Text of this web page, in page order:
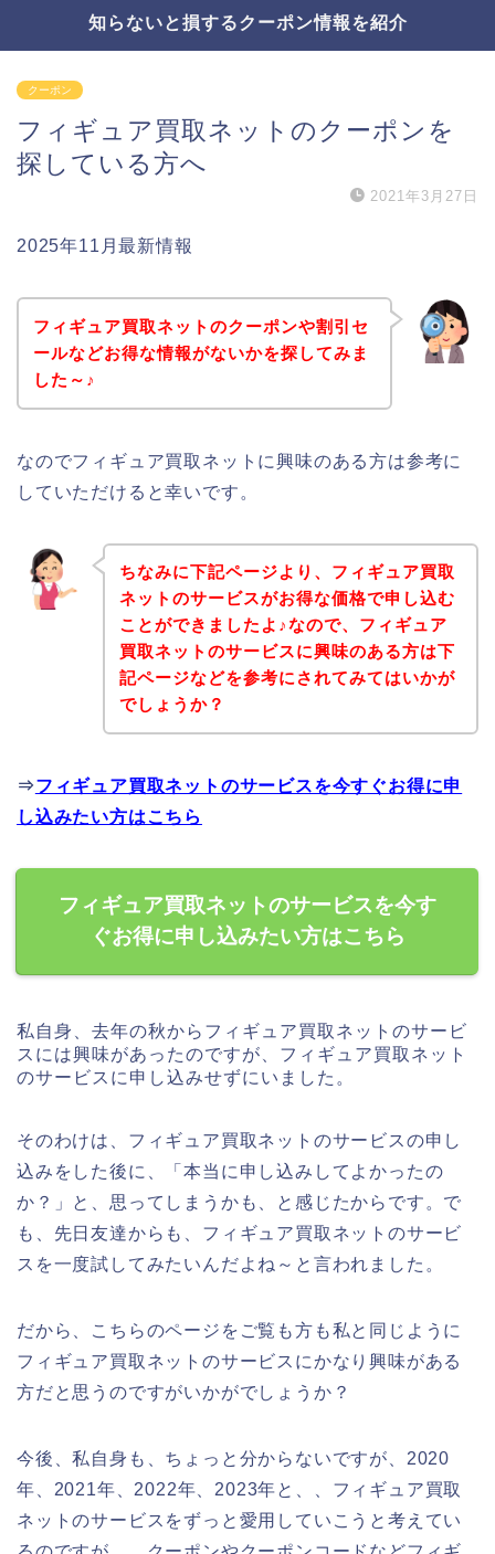
知らないと損するクーポン情報を紹介
クーポン
フィギュア買取ネットのクーポンを
探している方へ
2021年3月27日
2025年11月最新情報
フィギュア買取ネットのクーポンや割引セ
ールなどお得な情報がないかを探してみま
した～♪
なのでフィギュア買取ネットに興味のある方は参考に
していただけると幸いです。
ちなみに下記ページより、フィギュア買取
ネットのサービスがお得な価格で申し込む
ことができましたよ♪なので、フィギュア
買取ネットのサービスに興味のある方は下
記ページなどを参考にされてみてはいかが
でしょうか？
⇒フィギュア買取ネットのサービスを今すぐお得に申
し込みたい方はこちら
フィギュア買取ネットのサービスを今す
ぐお得に申し込みたい方はこちら
私自身、去年の秋からフィギュア買取ネットのサービ
スには興味があったのですが、フィギュア買取ネット
のサービスに申し込みせずにいました。
そのわけは、フィギュア買取ネットのサービスの申し
込みをした後に、「本当に申し込みしてよかったの
か？」と、思ってしまうかも、と感じたからです。で
も、先日友達からも、フィギュア買取ネットのサービ
スを一度試してみたいんだよね～と言われました。
だから、こちらのページをご覧も方も私と同じように
フィギュア買取ネットのサービスにかなり興味がある
方だと思うのですがいかがでしょうか？
今後、私自身も、ちょっと分からないですが、2020
年、2021年、2022年、2023年と、、フィギュア買取
ネットのサービスをずっと愛用していこうと考えてい